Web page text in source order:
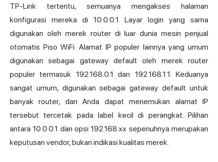
TP-Link tertentu, semuanya mengakses halaman
konfigurasi mereka di 10.0.0.1. Layar login yang sama
digunakan oleh merek router di luar dunia mesin penjual
otomatis Piso WiFi. Alamat IP populer lainnya yang umum
digunakan sebagai gateway default oleh merek router
populer termasuk 192.168.0.1 dan 192.168.1.1. Keduanya
sangat umum, digunakan sebagai gateway default untuk
banyak router, dan Anda dapat menemukan alamat IP
tersebut tercetak pada label kecil di perangkat. Pilihan
antara 10.0.0.1 dan opsi 192.168.xx sepenuhnya merupakan
keputusan vendor, bukan indikasi kualitas merek.